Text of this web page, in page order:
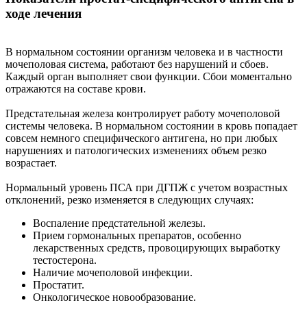
ходе лечения
В нормальном состоянии организм человека и в частности
мочеполовая система, работают без нарушений и сбоев.
Каждый орган выполняет свои функции. Сбои моментально
отражаются на составе крови.
Предстательная железа контролирует работу мочеполовой
системы человека. В нормальном состоянии в кровь попадает
совсем немного специфического антигена, но при любых
нарушениях и патологических изменениях объем резко
возрастает.
Нормальный уровень ПСА при ДГПЖ с учетом возрастных
отклонений, резко изменяется в следующих случаях:
Воспаление предстательной железы.
Прием гормональных препаратов, особенно
лекарственных средств, провоцирующих выработку
тестостерона.
Наличие мочеполовой инфекции.
Простатит.
Онкологическое новообразование.